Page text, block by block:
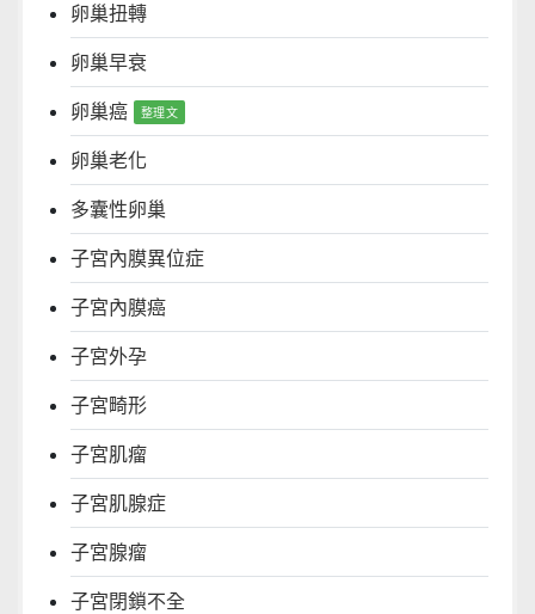
卵巢扭轉
卵巢早衰
卵巢癌
卵巢老化
多囊性卵巢
子宮內膜異位症
子宮內膜癌
子宮外孕
子宮畸形
子宮肌瘤
子宮肌腺症
子宮腺瘤
子宮閉鎖不全